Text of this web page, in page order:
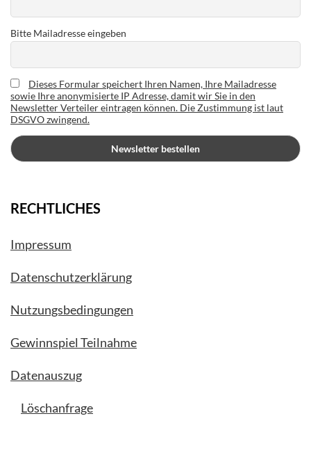
Bitte Mailadresse eingeben
Dieses Formular speichert Ihren Namen, Ihre Mailadresse
sowie Ihre anonymisierte IP Adresse, damit wir Sie in den
Newsletter Verteiler eintragen können. Die Zustimmung ist laut
DSGVO zwingend.
RECHTLICHES
Impressum
Datenschutzerklärung
Nutzungsbedingungen
Gewinnspiel Teilnahme
Datenauszug
Löschanfrage